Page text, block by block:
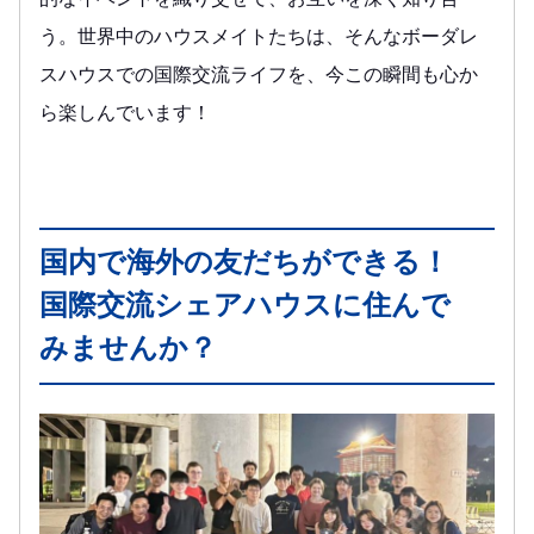
う。世界中のハウスメイトたちは、そんなボーダレ
スハウスでの国際交流ライフを、今この瞬間も心か
ら楽しんでいます！
国内で海外の友だちができる！
国際交流シェアハウスに住んで
みませんか？